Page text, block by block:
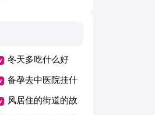
冬天多吃什么好
备孕去中医院挂什
么科
风居住的街道的故